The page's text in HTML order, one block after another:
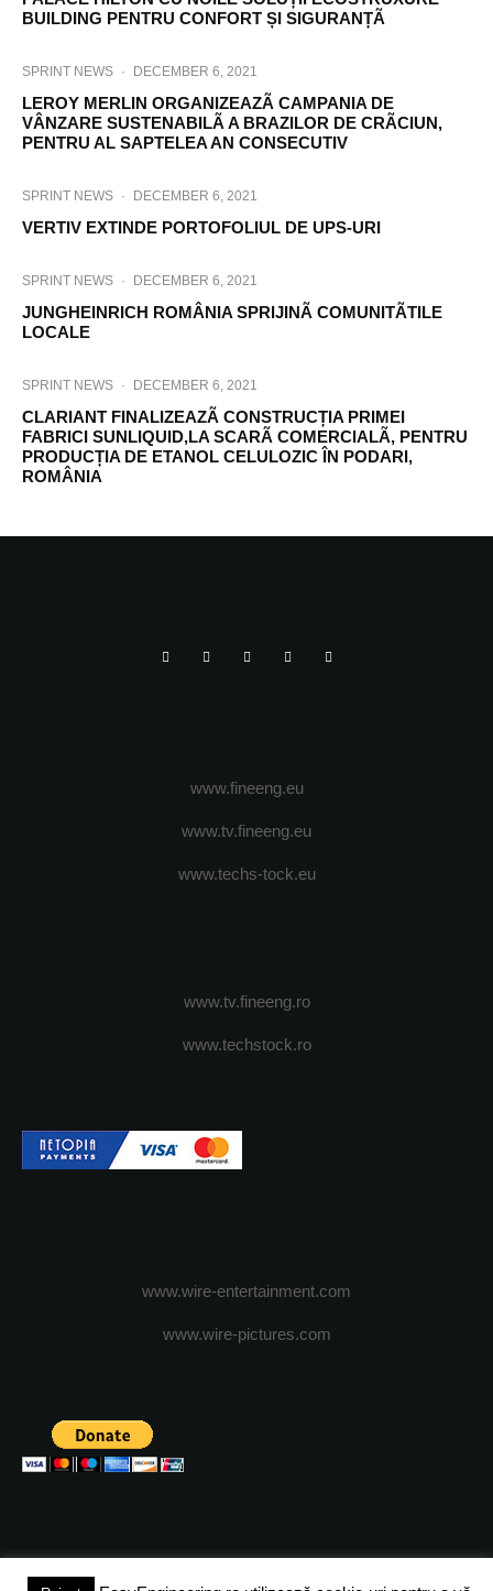
BUILDING PENTRU CONFORT ȘI SIGURANȚÃ
SPRINT NEWS · DECEMBER 6, 2021
LEROY MERLIN ORGANIZEAZÃ CAMPANIA DE
VÂNZARE SUSTENABILÃ A BRAZILOR DE CRÃCIUN,
PENTRU AL SAPTELEA AN CONSECUTIV
SPRINT NEWS · DECEMBER 6, 2021
VERTIV EXTINDE PORTOFOLIUL DE UPS-URI
SPRINT NEWS · DECEMBER 6, 2021
JUNGHEINRICH ROMÂNIA SPRIJINÃ COMUNITÃTILE
LOCALE
SPRINT NEWS · DECEMBER 6, 2021
CLARIANT FINALIZEAZÃ CONSTRUCȚIA PRIMEI
FABRICI SUNLIQUID,LA SCARÃ COMERCIALÃ, PENTRU
PRODUCȚIA DE ETANOL CELULOZIC ÎN PODARI,
ROMÂNIA
www.fineeng.eu
www.tv.fineeng.eu
www.techs-tock.eu
www.tv.fineeng.ro
www.techstock.ro
www.wire-entertainment.com
www.wire-pictures.com